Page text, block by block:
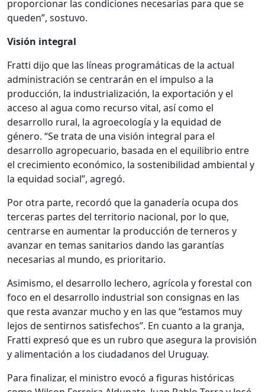
proporcionar las condiciones necesarias para que se
queden”, sostuvo.
Visión integral
Fratti dijo que las líneas programáticas de la actual
administración se centrarán en el impulso a la
producción, la industrialización, la exportación y el
acceso al agua como recurso vital, así como el
desarrollo rural, la agroecología y la equidad de
género. “Se trata de una visión integral para el
desarrollo agropecuario, basada en el equilibrio entre
el crecimiento económico, la sostenibilidad ambiental y
la equidad social”, agregó.
Por otra parte, recordó que la ganadería ocupa dos
terceras partes del territorio nacional, por lo que,
centrarse en aumentar la producción de terneros y
avanzar en temas sanitarios dando las garantías
necesarias al mundo, es prioritario.
Asimismo, el desarrollo lechero, agrícola y forestal con
foco en el desarrollo industrial son consignas en las
que resta avanzar mucho y en las que “estamos muy
lejos de sentirnos satisfechos”. En cuanto a la granja,
Fratti expresó que es un rubro que asegura la provisión
y alimentación a los ciudadanos del Uruguay.
Para finalizar, el ministro evocó a figuras históricas